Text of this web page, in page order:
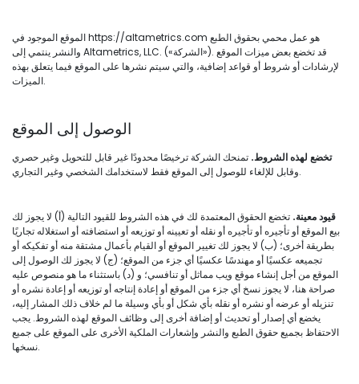
الموقع الموجود في https://altametrics.com هو عمل محمي بحقوق الطبع
والنشر ينتمي إلى Altametrics, LLC. («الشركة»). قد تخضع بعض ميزات الموقع
لإرشادات أو شروط أو قواعد إضافية، والتي سيتم نشرها على الموقع فيما يتعلق بهذه
الميزات.
الوصول إلى الموقع
تخضع لهذه الشروط. تمنحك الشركة ترخيصًا محدودًا غير قابل للتحويل وغير حصري
وقابل للإلغاء للوصول إلى الموقع فقط لاستخدامك الشخصي وغير التجاري.
قيود معينة. تخضع الحقوق المعتمدة لك في هذه الشروط للقيود التالية (أ) لا يجوز لك
بيع الموقع أو تأجيره أو تأجيره أو نقله أو تعيينه أو توزيعه أو استضافته أو استغلاله تجاريًا
بطريقة أخرى؛ (ب) لا يجوز لك تغيير الموقع أو القيام بأعمال مشتقة منه أو تفكيكه أو
تجميعه عكسيًا أو مهندسًا عكسيًا أي جزء من الموقع؛ (ج) لا يجوز لك الوصول إلى
الموقع من أجل إنشاء موقع ويب مماثل أو تنافسي؛ و (د) باستثناء ما هو منصوص عليه
صراحة هنا، لا يجوز نسخ أي جزء من الموقع أو إعادة إنتاجه أو توزيعه أو إعادة نشره أو
تنزيله أو عرضه أو نشره أو نقله بأي شكل أو بأي وسيلة ما لم خلاف ذلك المشار إليه،
يخضع أي إصدار أو تحديث أو إضافة أخرى إلى وظائف الموقع لهذه الشروط. يجب
الاحتفاظ بجميع حقوق الطبع والنشر وإشعارات الملكية الأخرى على الموقع على جميع
نسخها.